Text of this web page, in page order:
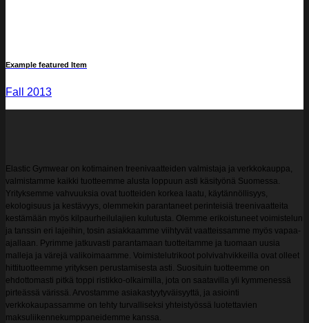
Example featured Item
Fall 2013
Elastic Gymwear on kotimainen treenivaatteiden valmistaja ja verkkokauppa,
valmistamme kaikki tuotteemme alusta loppuun asti käsityönä Suomessa.
Yrityksemme vahvuuksia ovat tuotteiden korkea laatu, käytännöllisyys,
ekologisuus ja kestävyys, olemmekin parantaneet perinteisiä treenivaatteita
kestämään myös kilpaurheilulajien kulutusta. Olemme erikoistuneet voimistelun
ja tanssin eri lajeihin, tosin asiakkaamme viihtyvät vaatteissamme myös vapaa-
ajallaan. Pyrimme jatkuvasti parantamaan tuotteitamme ja tuomaan uusia
malleja ja värejä valikoimaamme. Voimistelutrikoot polvivahvikkeilla ovat olleet
hittituotteemme yrityksen perustamisesta asti. Suosituin tuotteemme on
ehdottomasti pitkä toppi ristikko-olkaimilla, jota on saatavilla yli kymmenessä
pirteässä värissä. Arvostamme asiakastyytyväisyyttä, ja asiointi
verkkokaupassamme on tehty turvalliseksi yhteistyössä luotettavien
maksuliikennekumppaneidemme kanssa.